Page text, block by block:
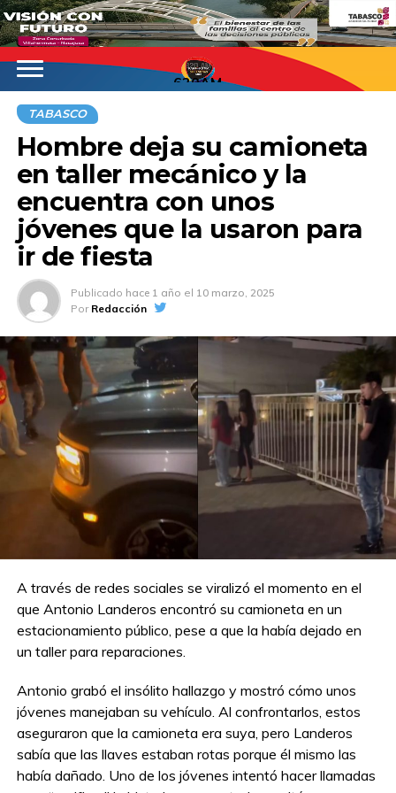
620AM
TABASCO
Hombre deja su camioneta
en taller mecánico y la
encuentra con unos
jóvenes que la usaron para
ir de fiesta
Publicado hace 1 año el 10 marzo, 2025
Por Redacción
A través de redes sociales se viralizó el momento en el
que Antonio Landeros encontró su camioneta en un
estacionamiento público, pese a que la había dejado en
un taller para reparaciones.
Antonio grabó el insólito hallazgo y mostró cómo unos
jóvenes manejaban su vehículo. Al confrontarlos, estos
aseguraron que la camioneta era suya, pero Landeros
sabía que las llaves estaban rotas porque él mismo las
había dañado. Uno de los jóvenes intentó hacer llamadas